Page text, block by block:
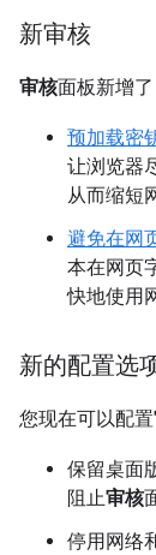
新审核
审核面板新增了
预加载密
让浏览器
从而缩短
避免在网
本在网页
快地使用
新的配置选
您现在可以配置
保留桌面
阻止审核
停用网络